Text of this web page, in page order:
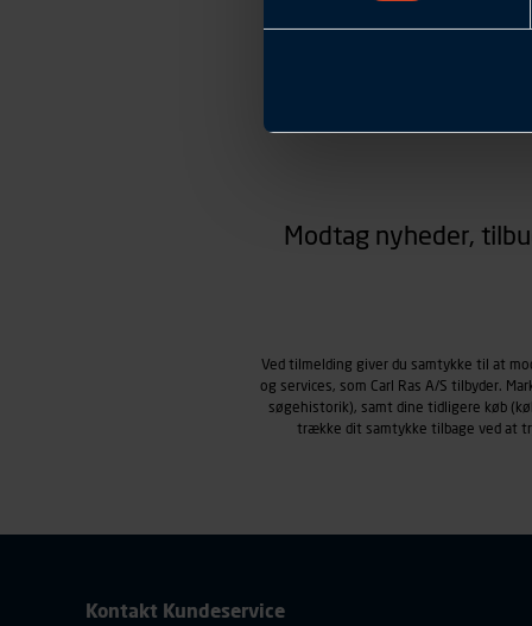
færden på siderne,
informationer om
hjemmesiden ser ud eller
Carl Ras anvender
henblik på markedsføring,
personoplysninger om
Vi henviser endvidere til
personoplysninger.
Modtag nyheder,
Ved tilmelding giver du samtykke til at
og services, som Carl Ras A/S tilbyder.
søgehistorik), samt dine tidligere køb
trække dit samtykke tilbage ved at
Kontakt Kundeservice